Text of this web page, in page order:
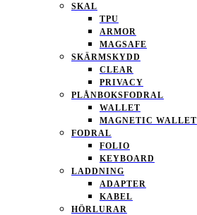
SKAL
TPU
ARMOR
MAGSAFE
SKÄRMSKYDD
CLEAR
PRIVACY
PLÅNBOKSFODRAL
WALLET
MAGNETIC WALLET
FODRAL
FOLIO
KEYBOARD
LADDNING
ADAPTER
KABEL
HÖRLURAR